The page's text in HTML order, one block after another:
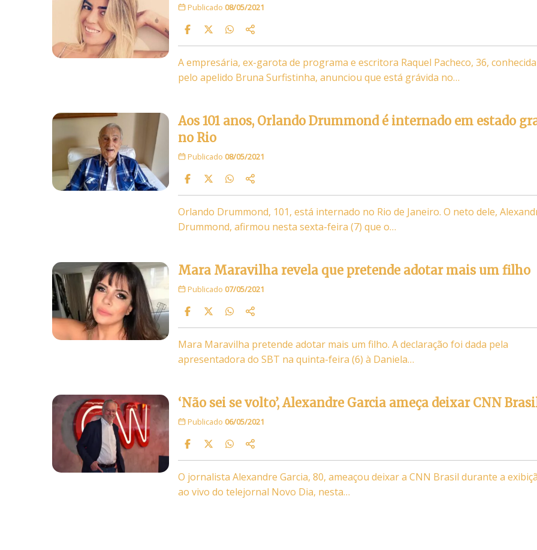
Publicado 08/05/2021
A empresária, ex-garota de programa e escritora Raquel Pacheco, 36, conhecida
pelo apelido Bruna Surfistinha, anunciou que está grávida no…
Aos 101 anos, Orlando Drummond é internado em estado
no Rio
Publicado 08/05/2021
Orlando Drummond, 101, está internado no Rio de Janeiro. O neto dele,
Drummond, afirmou nesta sexta-feira (7) que o…
Mara Maravilha revela que pretende adotar mais um filho
Publicado 07/05/2021
Mara Maravilha pretende adotar mais um filho. A declaração foi dada pela
apresentadora do SBT na quinta-feira (6) à Daniela…
‘Não sei se volto’, Alexandre Garcia ameça deixar CNN
Publicado 06/05/2021
O jornalista Alexandre Garcia, 80, ameaçou deixar a CNN Brasil durante a
ao vivo do telejornal Novo Dia, nesta…